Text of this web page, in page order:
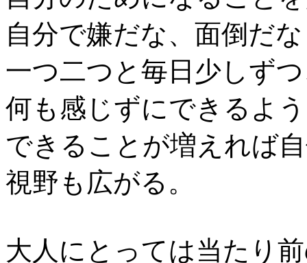
自分で嫌だな、面倒だ
一つ二つと毎日少しず
何も感じずにできるよ
できることが増えれば
視野も広がる。
大人にとっては当たり